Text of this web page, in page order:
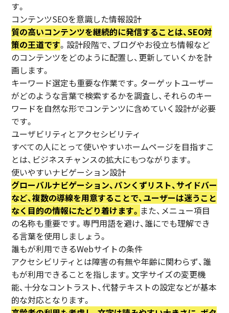
す。
コンテンツSEOを意識した情報設計
質の高いコンテンツを継続的に発信することは、SEO対
策の王道です。設計段階で、ブログやお役立ち情報など
のコンテンツをどのように配置し、更新していくかを計
画します。
キーワード選定も重要な作業です。ターゲットユーザー
がどのような言葉で検索するかを調査し、それらのキー
ワードを自然な形でコンテンツに含めていく設計が必要
です。
ユーザビリティとアクセシビリティ
すべての人にとって使いやすいホームページを目指すこ
とは、ビジネスチャンスの拡大にもつながります。
使いやすいナビゲーション設計
グローバルナビゲーション、パンくずリスト、サイドバー
など、複数の導線を用意することで、ユーザーは迷うこと
なく目的の情報にたどり着けます。 また、メニュー項目
の名称も重要です。専門用語を避け、誰にでも理解でき
る言葉を使用しましょう。
誰もが利用できるWebサイトの条件
アクセシビリティとは障害の有無や年齢に関わらず、誰
もが利用できることを指します。文字サイズの変更機
能、十分なコントラスト、代替テキストの設定などが基本
的な対応となります。